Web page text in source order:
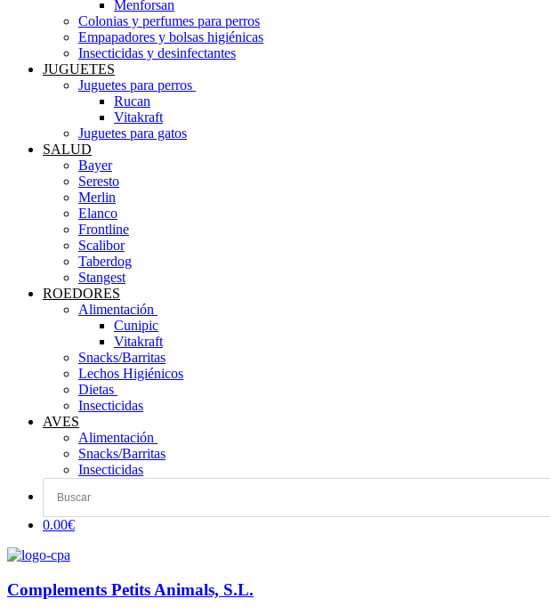
Menforsan
Colonias y perfumes para perros
Empapadores y bolsas higiénicas
Insecticidas y desinfectantes
JUGUETES
Juguetes para perros ​
Rucan
Vitakraft
Juguetes para gatos
SALUD
Bayer
Seresto
Merlin
Elanco
Frontline
Scalibor
Taberdog
Stangest
ROEDORES
Alimentación ​
Cunipic
Vitakraft
Snacks/Barritas
Lechos Higiénicos
Dietas ​
Insecticidas
AVES
Alimentación
Snacks/Barritas
Insecticidas
0.00€
Complements Petits Animals, S.L.